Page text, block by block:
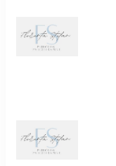
Privește